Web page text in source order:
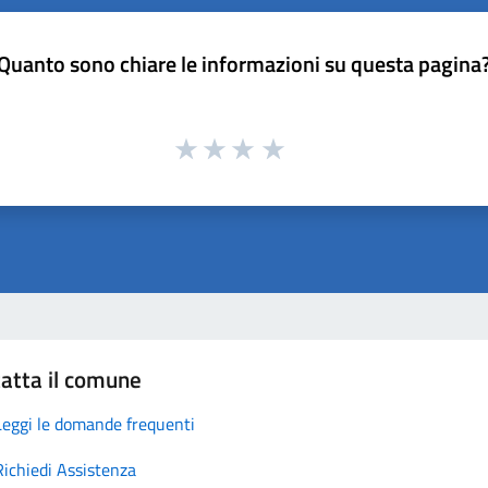
sono chiare le informazioni su questa
il comune
le domande frequenti
Assistenza